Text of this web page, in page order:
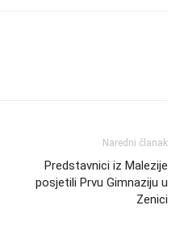
Naredni članak
Predstavnici iz Malezije
posjetili Prvu Gimnaziju u
Zenici